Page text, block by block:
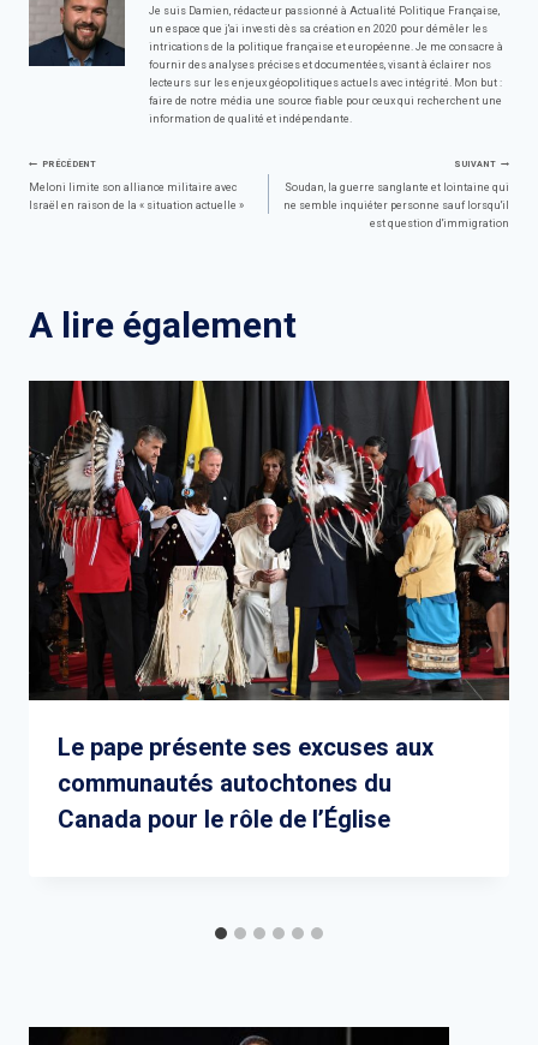
Je suis Damien, rédacteur passionné à Actualité Politique Française,
un espace que j'ai investi dès sa création en 2020 pour démêler les
intrications de la politique française et européenne. Je me consacre à
fournir des analyses précises et documentées, visant à éclairer nos
lecteurs sur les enjeux géopolitiques actuels avec intégrité. Mon but :
faire de notre média une source fiable pour ceux qui recherchent une
information de qualité et indépendante.
Navigation
PRÉCÉDENT
Meloni limite son alliance militaire avec
Israël en raison de la « situation actuelle »
SUIVANT
Soudan, la guerre sanglante et lointaine qui
ne semble inquiéter personne sauf lorsqu'il
est question d'immigration
A lire également
Le pape présente ses excuses aux
communautés autochtones du
Canada pour le rôle de l’Église